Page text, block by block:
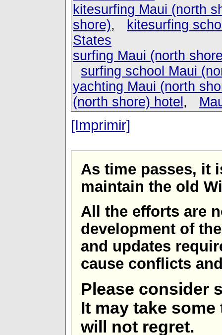
kitesurfing Maui (north
shore),
kitesurfing
States
surfing Maui (north
surfing school Maui
yachting Maui (north
(north shore) hotel ,
[Imprimir]
As time passes, it
maintain the old
All the efforts are
development of
and updates
cause conflicts
Please consider
It may take
will not regret.